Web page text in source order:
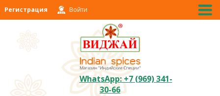
Регистрация Войти
WhatsApp: +7 (969) 341-
30-66